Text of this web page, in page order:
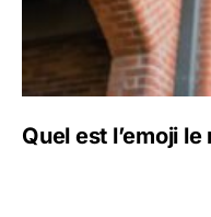
Quel est l’emoji